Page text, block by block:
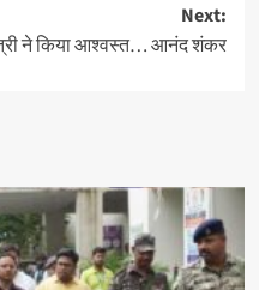
Next:
ने किया आश्वस्त… आनंद शंकर